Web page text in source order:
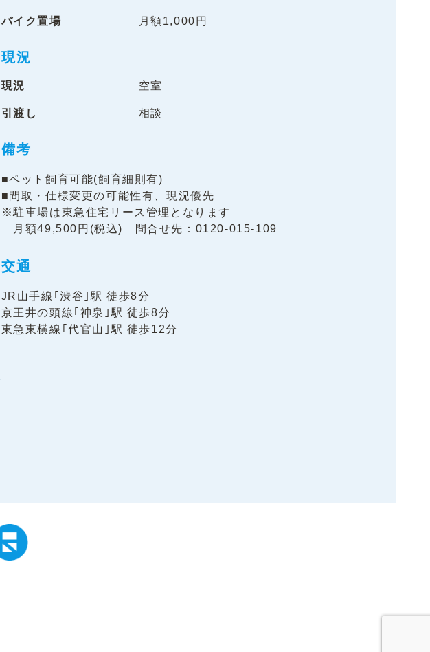
バイク置場 月額1,000円
現況
現況 空室
引渡し 相談
備考
■ペット飼育可能(飼育細則有)
■間取・仕様変更の可能性有、現況優先
※駐車場は東急住宅リース管理となります
月額49,500円(税込) 問合せ先：0120-015-109
交通
JR山手線｢渋谷｣駅 徒歩8分
京王井の頭線｢神泉｣駅 徒歩8分
東急東横線｢代官山｣駅 徒歩12分